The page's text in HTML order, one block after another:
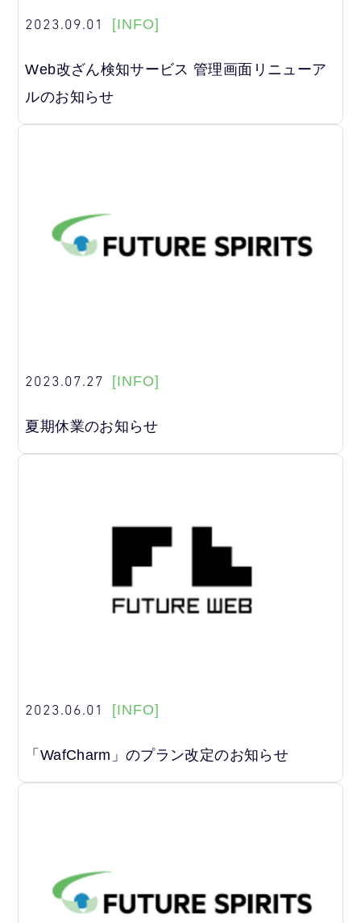
2023.09.01 [INFO]
Web改ざん検知サービス 管理画面リニューア
ルのお知らせ
2023.07.27 [INFO]
夏期休業のお知らせ
2023.06.01 [INFO]
「WafCharm」のプラン改定のお知らせ